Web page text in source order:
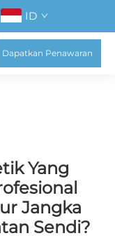
ID
Dapatkan Penawaran
Yang
Jangka
Sendi?